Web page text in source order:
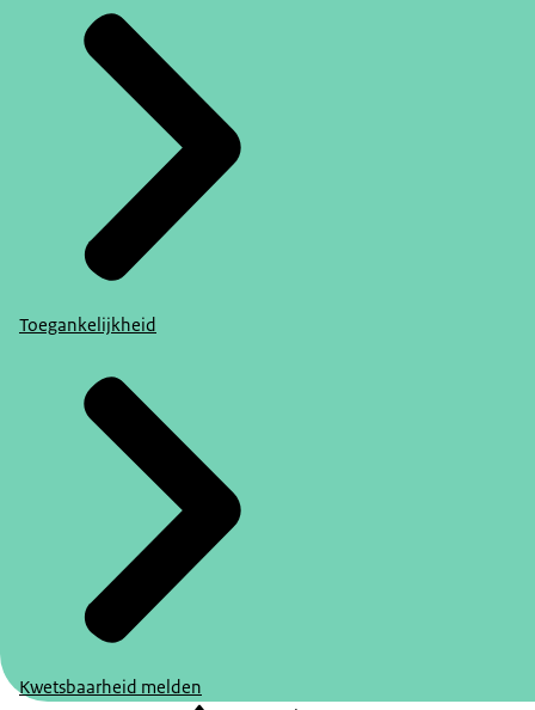
Toegankelijkheid
Kwetsbaarheid melden